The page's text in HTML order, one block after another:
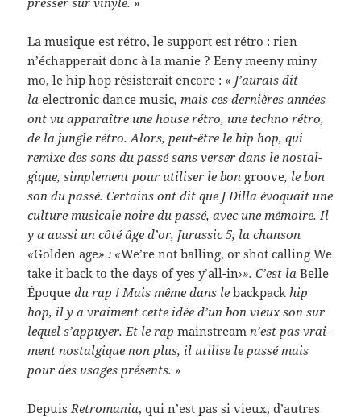
La musique est rétro, le sup­port est rétro : rien
n’échapperait donc à la manie ? Eeny meeny miny
mo, le hip hop résis­terait encore : « J’aurais dit
laelec­tronic dance music, mais ces dernières années
ont vu appa­raître une house rétro, une techno rétro,
de la jun­gle rétro. Alors, peut-​être le hip hop, qui
remixe des sons du passé sans verser dans le nos­tal­
gique, sim­ple­ment pour utiliser le bon groove, le bon
son du passé. Cer­tains ont dit que J Dilla évo­quait une
cul­ture musi­cale noire du passé, avec une mémoire. Il
y a aussi un côté âge d’or, Juras­sic 5, la chan­son
«Golden age» : «We’re not balling, or shot call­ing We
take it back to the days of yes y’all-in›». C’est laBelle
Époque du rap ! Mais même dans leback­pack hip
hop, il y a vrai­ment cette idée d’un bon vieux son sur
lequel s’appuyer. Et le rapmain­stream n’est pas vrai­
ment nos­tal­gique non plus, il utilise le passé mais
pour des usages présents. »
Depuis Retro­ma­nia, qui n’est pas si vieux, d’autres